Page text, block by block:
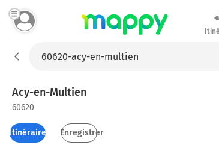
Acy-en-Multien
60620
Itinéraires Enregistrer